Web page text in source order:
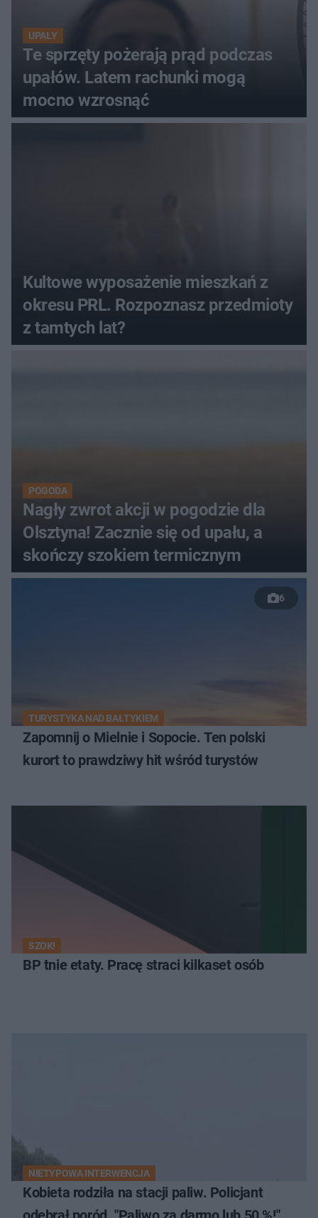
UPAŁY
Te sprzęty pożerają prąd podczas
upałów. Latem rachunki mogą
mocno wzrosnąć
Kultowe wyposażenie mieszkań z
okresu PRL. Rozpoznasz przedmioty
z tamtych lat?
POGODA
Nagły zwrot akcji w pogodzie dla
Olsztyna! Zacznie się od upału, a
skończy szokiem termicznym
6
TURYSTYKA NAD BAŁTYKIEM
Zapomnij o Mielnie i Sopocie. Ten polski
kurort to prawdziwy hit wśród turystów
SZOK!
BP tnie etaty. Pracę straci kilkaset osób
NIETYPOWA INTERWENCJA
Kobieta rodziła na stacji paliw. Policjant